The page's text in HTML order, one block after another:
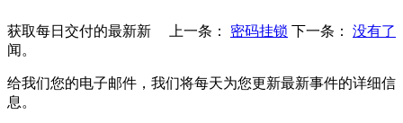
上一条： 密码挂锁 下一条： 没有了
获取每日交付的最新新
闻。
给我们您的电子邮件，我们将每天为您更新最新事件的详细信
息。